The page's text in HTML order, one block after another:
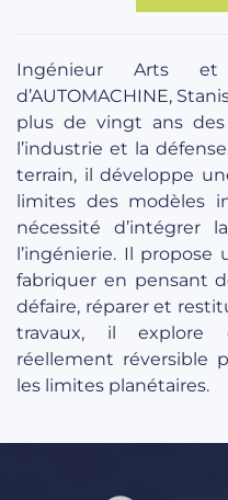
Ingénieur Arts
d’AUTOMACHINE,
plus de vingt ans
l’industrie et la
terrain, il développe
limites des modèles
nécessité d’intégrer
l’ingénierie. Il
fabriquer en pensant
défaire, réparer et
travaux, il explore
réellement réversible
les limites planétaires.